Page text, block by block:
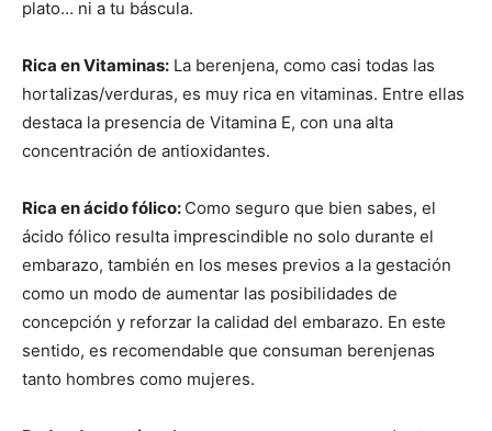
plato… ni a tu báscula.
Rica en Vitaminas: La berenjena, como casi todas las
hortalizas/verduras, es muy rica en vitaminas. Entre ellas
destaca la presencia de Vitamina E, con una alta
concentración de antioxidantes.
Rica en ácido fólico: Como seguro que bien sabes, el
ácido fólico resulta imprescindible no solo durante el
embarazo, también en los meses previos a la gestación
como un modo de aumentar las posibilidades de
concepción y reforzar la calidad del embarazo. En este
sentido, es recomendable que consuman berenjenas
tanto hombres como mujeres.